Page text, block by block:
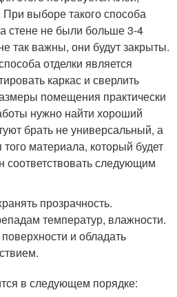
выборе такого способа
стене не были больше 3-4
так важны, они будут закрыты.
отделки является
каркас и сверлить
помещения практически
нужно найти хороший
брать не универсальный, а
материала, который будет
соответствовать следующим
прозрачность.
температур, влажности.
и обладать
в следующем порядке: